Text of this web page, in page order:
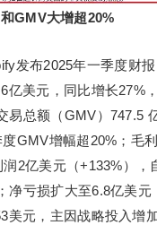
GMV大增超20%
发布2025年一季度财
亿美元，同比增长27%
易总额（GMV）747.5
GMV增幅超20%；毛
润2亿美元（+133%），
净亏损扩大至6.8亿美元
美元，主因战略投入增加